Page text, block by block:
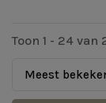
Toon 1 - 24 van
Meest